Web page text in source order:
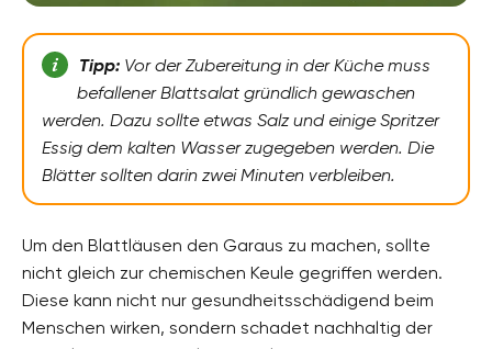
Tipp: Vor der Zubereitung in der Küche muss
befallener Blattsalat gründlich gewaschen
werden. Dazu sollte etwas Salz und einige Spritzer
Essig dem kalten Wasser zugegeben werden. Die
Blätter sollten darin zwei Minuten verbleiben.
Um den Blattläusen den Garaus zu machen, sollte
nicht gleich zur chemischen Keule gegriffen werden.
Diese kann nicht nur gesundheitsschädigend beim
Menschen wirken, sondern schadet nachhaltig der